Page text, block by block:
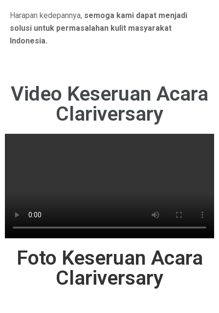
Harapan kedepannya, semoga kami dapat menjadi
solusi untuk permasalahan kulit masyarakat
Indonesia.
Video Keseruan Acara
Clariversary
Foto Keseruan Acara
Clariversary